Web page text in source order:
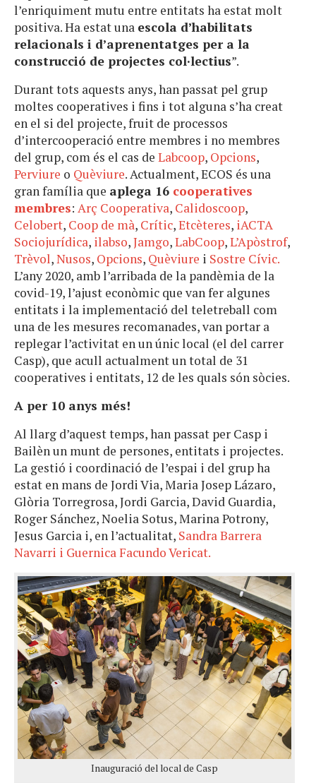
l’enriquiment mutu entre entitats ha estat molt
positiva. Ha estat una escola d’habilitats
relacionals i d’aprenentatges per a la
construcció de projectes col·lectius”.
Durant tots aquests anys, han passat pel grup
moltes cooperatives i fins i tot alguna s’ha creat
en el si del projecte, fruit de processos
d’intercooperació entre membres i no membres
del grup, com és el cas de Labcoop, Opcions,
Perviure o Quèviure. Actualment, ECOS és una
gran família que aplega 16 cooperatives
membres: Arç Cooperativa, Calidoscoop,
Celobert, Coop de mà, Crític,Etcèteres, iACTA
Sociojurídica, ilabso,Jamgo,LabCoop,L’Apòstrof,
Trèvol,Nusos, Opcions, Quèviure i Sostre Cívic.
L’any 2020, amb l’arribada de la pandèmia de la
covid-19, l’ajust econòmic que van fer algunes
entitats i la implementació del teletreball com
una de les mesures recomanades, van portar a
replegar l’activitat en un únic local (el del carrer
Casp), que acull actualment un total de 31
cooperatives i entitats, 12 de les quals són sòcies.
A per 10 anys més!
Al llarg d’aquest temps, han passat per Casp i
Bailèn un munt de persones, entitats i projectes.
La gestió i coordinació de l’espai i del grup ha
estat en mans de Jordi Via, Maria Josep Lázaro,
Glòria Torregrosa, Jordi Garcia, David Guardia,
Roger Sánchez, Noelia Sotus, Marina Potrony,
Jesus Garcia i, en l’actualitat, Sandra Barrera
Navarri i Guernica Facundo Vericat.
Inauguració del local de Casp